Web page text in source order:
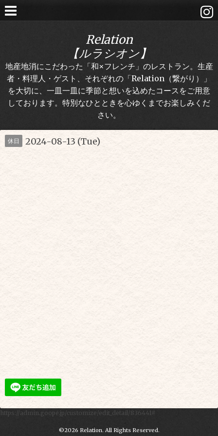
Relation
【ルラシオン】
地産地消にこだわった「和×フレンチ」のレストラン。生産
者・料理人・ゲスト、それぞれの「Relation（繋がり）」
を大切に、一皿一皿に季節と想いを込めたコースをご用意
しております。特別なひとときを心ゆくまでお楽しみくだ
さい。
休日 2024-08-13 (Tue)
https://admin.goope.jp/customize/edit_detail/836441#
©2026 Relation. All Rights Reserved.